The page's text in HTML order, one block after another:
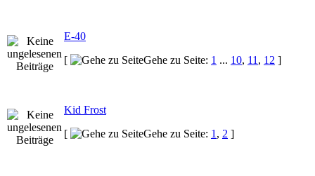
E-40
[
Gehe zu Seite: 1 ... 10, 11 , 12 ]
Kid Frost
[
Gehe zu Seite: 1 , 2 ]